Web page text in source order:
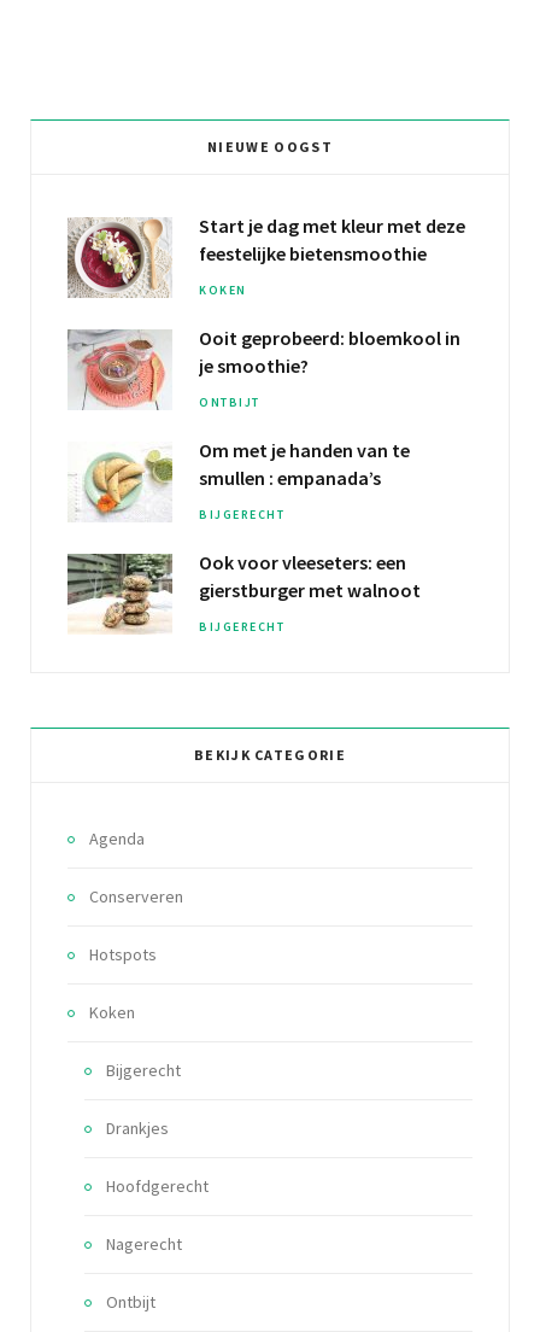
NIEUWE OOGST
Start je dag met kleur met deze
feestelijke bietensmoothie
KOKEN
Ooit geprobeerd: bloemkool in
je smoothie?
ONTBIJT
Om met je handen van te
smullen : empanada’s
BIJGERECHT
Ook voor vleeseters: een
gierstburger met walnoot
BIJGERECHT
BEKIJK CATEGORIE
Agenda
Conserveren
Hotspots
Koken
Bijgerecht
Drankjes
Hoofdgerecht
Nagerecht
Ontbijt